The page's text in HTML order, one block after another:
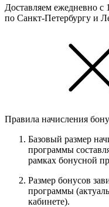
Доставляем ежедневно с
по Санкт-Петербургу и
Правила начисления
Базовый размер
программы
рамках бонусной
Размер бонусов
программы
кабинете).